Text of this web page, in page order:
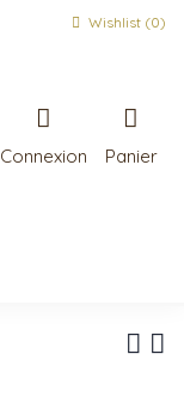
Wishlist (0)
Connexion Panier